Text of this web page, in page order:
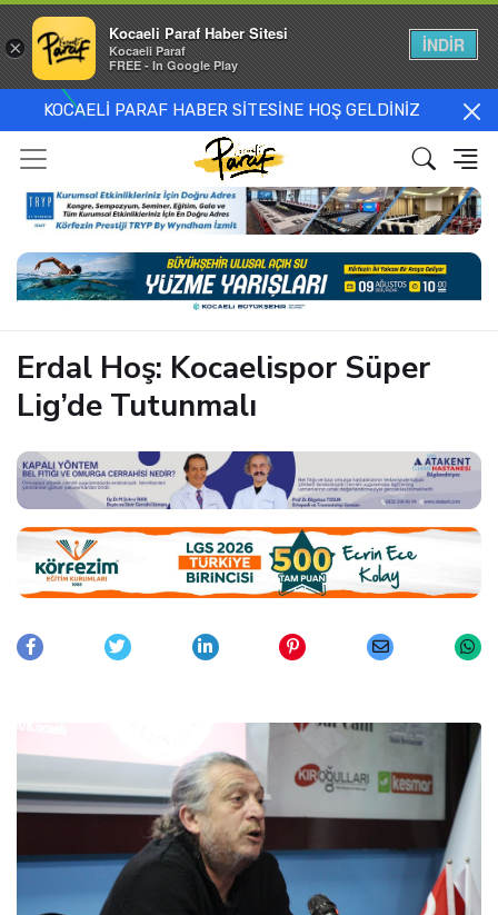
KOCAELİ PARAF HABER SİTESİNE HOŞ GELDİNİZ
Erdal Hoş: Kocaelispor Süper
Lig’de Tutunmalı
×
Kocaeli Paraf Haber Sitesi
Kocaeli Paraf
FREE - In Google Play
İNDİR